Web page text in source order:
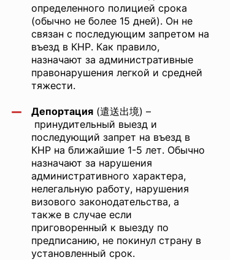
случаях
определенного полицией срока
(обычно не более 15 дней). Он не
связан с последующим запретом на
въезд в КНР. Как правило,
назначают за административные
правонарушения легкой и средней
тяжести.
Депортация (遣送出境) –
принудительный выезд и
последующий запрет на въезд в
КНР на ближайшие 1-5 лет. Обычно
назначают за нарушения
административного характера,
нелегальную работу, нарушения
визового законодательства, а
также в случае если
приговоренный к выезду по
предписанию, не покинул страну в
установленный срок.